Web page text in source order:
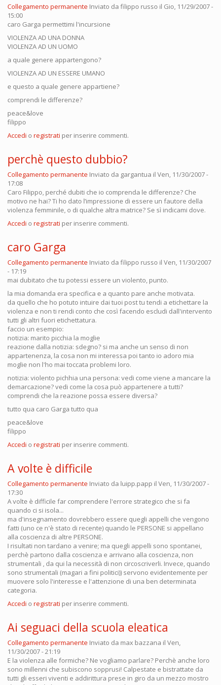
Collegamento permanente Inviato da filippo russo il Gio, 11/29/2007 -
15:00
caro Garga permettimi l'incursione
VIOLENZA AD UNA DONNA
VIOLENZA AD UN UOMO
a quale genere appartengono?
VIOLENZA AD UN ESSERE UMANO
e questo a quale genere appartiene?
comprendi le differenze?
peace&love
filippo
Accedi o registrati per inserire commenti.
perchè questo dubbio?
Collegamento permanente Inviato da gargantua il Ven, 11/30/2007 -
17:08
Caro Filippo, perché dubiti che io comprenda le differenze? Che
motivo ne hai? Ti ho dato l’impressione di essere un fautore della
violenza femminile, o di qualche altra matrice? Se sì indicami dove.
Accedi o registrati per inserire commenti.
caro Garga
Collegamento permanente Inviato da filippo russo il Ven, 11/30/2007
- 17:19
mai dubitato che tu potessi essere un violento, punto.
la mia domanda era specifica e a quanto pare anche motivata.
da quello che ho potuto intuire dai tuoi post tu tendi a etichettare la
violenza e non ti rendi conto che così facendo escludi dall'intervento
tutti gli altri fuori etichettatura.
faccio un esempio:
notizia: marito picchia la moglie
reazione dalla notizia: sdegno? si ma anche un senso di non
appartenenza, la cosa non mi interessa poi tanto io adoro mia
moglie non l'ho mai toccata problemi loro.
notizia: violento pichhia una persona: vedi come viene a mancare la
demarcazione? vedi come la cosa può appartenere a tutti?
comprendi che la reazione possa essere diversa?
tutto qua caro Garga tutto qua
peace&love
filippo
Accedi o registrati per inserire commenti.
A volte è difficile
Collegamento permanente Inviato da luipp.papp il Ven, 11/30/2007 -
17:30
A volte è difficile far comprendere l'errore strategico che si fa
quando ci si isola...
ma d'insegnamento dovrebbero essere quegli appelli che vengono
fatti (uno ce n'è stato di recente) quando le PERSONE si appellano
alla coscienza di altre PERSONE.
I risultati non tardano a venire; ma quegli appelli sono spontanei,
perchè partono dalla coscienza e arrivano alla coscienza, non
strumentali , da qui la necessità di non circoscriverli. Invece, quando
sono strumentali (magari a fini politici)) servono evidentemente per
muovere solo l'interesse e l'attenzione di una ben determinata
categoria.
Accedi o registrati per inserire commenti.
Ai seguaci della scuola eleatica
Collegamento permanente Inviato da max bazzana il Ven,
11/30/2007 - 21:19
E la violenza alle formiche? Ne vogliamo parlare? Perchè anche loro
sono millenni che subiscono sopprusi! Calpestate e bistrattate da
tutti gli esseri viventi e addirittura prese in giro da un mezzo mostro